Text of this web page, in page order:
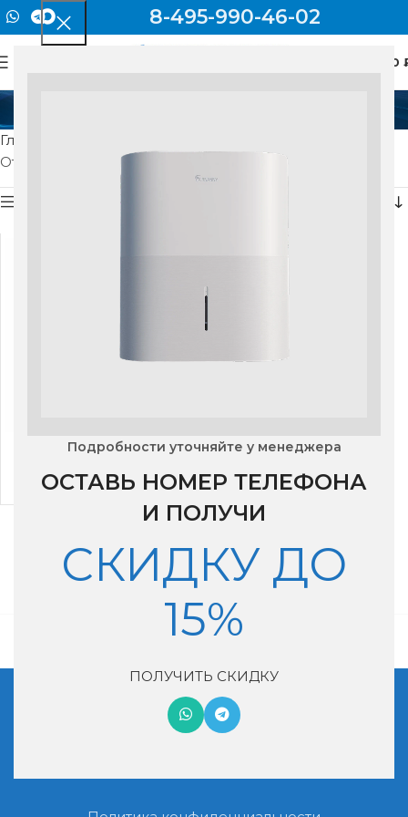
Подробности уточняйте у менеджера
ОСТАВЬ НОМЕР ТЕЛЕФОНА
И ПОЛУЧИ
СКИДКУ ДО
15%
ПОЛУЧИТЬ СКИДКУ
8-495-990-46-02
0
Главная
Отображение единственного товара
Показать боковую панель
Бризер Lufter Jet Helix
65,000₽
Московская обл, г. Котельники, мкр. Ковровый, дом 29
+7 (495) 990-46-02